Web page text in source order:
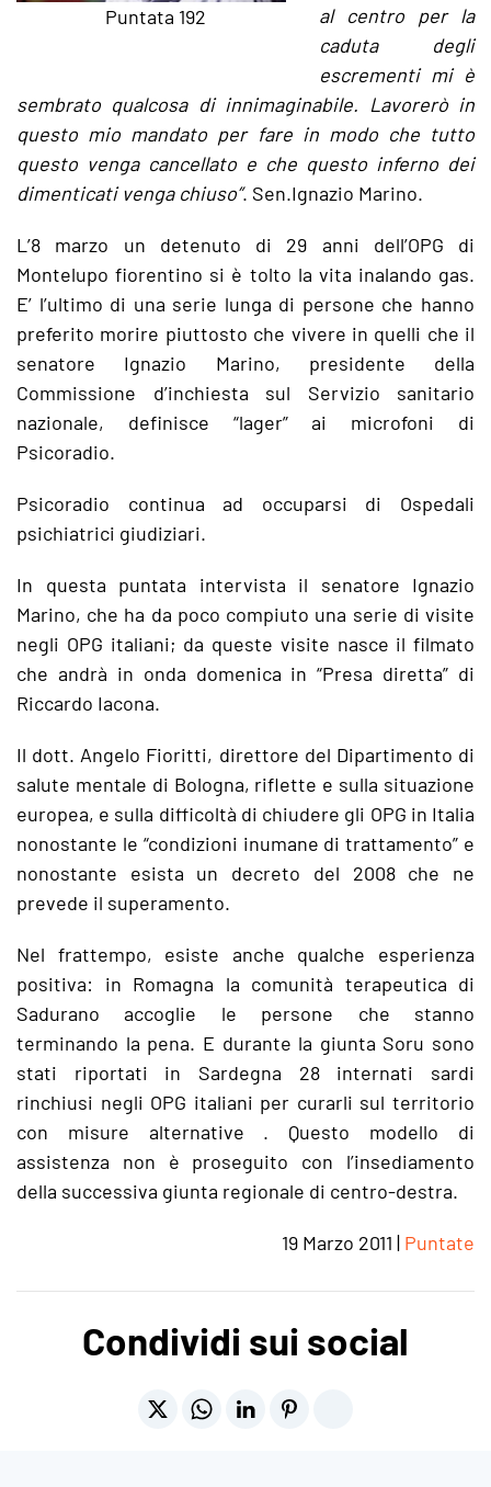
Puntata 192
al centro per la
caduta degli
escrementi mi è
sembrato qualcosa di innimaginabile. Lavorerò in
questo mio mandato per fare in modo che tutto
questo venga cancellato e che questo inferno dei
dimenticati venga chiuso”. Sen.Ignazio Marino.
L’8 marzo un detenuto di 29 anni dell’OPG di
Montelupo fiorentino si è tolto la vita inalando gas.
E’ l’ultimo di una serie lunga di persone che hanno
preferito morire piuttosto che vivere in quelli che il
senatore Ignazio Marino, presidente della
Commissione d’inchiesta sul Servizio sanitario
nazionale, definisce “lager” ai microfoni di
Psicoradio.
Psicoradio continua ad occuparsi di Ospedali
psichiatrici giudiziari.
In questa puntata intervista il senatore Ignazio
Marino, che ha da poco compiuto una serie di visite
negli OPG italiani; da queste visite nasce il filmato
che andrà in onda domenica in “Presa diretta” di
Riccardo Iacona.
Il dott. Angelo Fioritti, direttore del Dipartimento di
salute mentale di Bologna, riflette e sulla situazione
europea, e sulla difficoltà di chiudere gli OPG in Italia
nonostante le “condizioni inumane di trattamento” e
nonostante esista un decreto del 2008 che ne
prevede il superamento.
Nel frattempo, esiste anche qualche esperienza
positiva: in Romagna la comunità terapeutica di
Sadurano accoglie le persone che stanno
terminando la pena. E durante la giunta Soru sono
stati riportati in Sardegna 28 internati sardi
rinchiusi negli OPG italiani per curarli sul territorio
con misure alternative . Questo modello di
assistenza non è proseguito con l’insediamento
della successiva giunta regionale di centro-destra.
19 Marzo 2011 | Puntate
Condividi sui social